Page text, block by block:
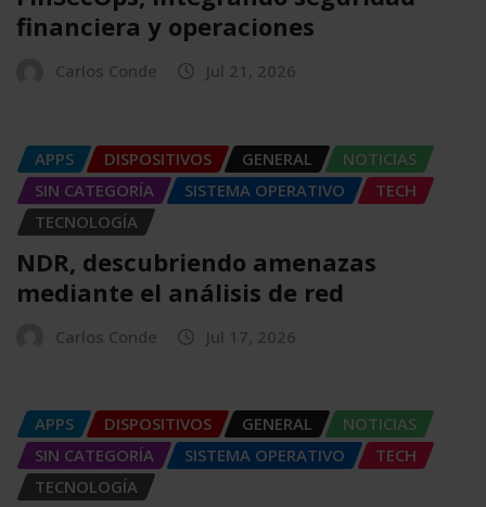
financiera y operaciones
Carlos Conde Jul 21, 2026
APPS DISPOSITIVOS GENERAL
NOTICIAS
SIN CATEGORÍA
SISTEMA OPERATIVO
TECH
TECNOLOGÍA
NDR, descubriendo amenazas
mediante el análisis de red
Carlos Conde Jul 17, 2026
APPS DISPOSITIVOS GENERAL
NOTICIAS
SIN CATEGORÍA
SISTEMA OPERATIVO
TECH
TECNOLOGÍA